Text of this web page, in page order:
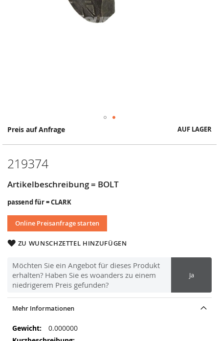
Preis auf Anfrage AUF LAGER
219374
Artikelbeschreibung = BOLT
passend für = CLARK
Online Preisanfrage starten
ZU WUNSCHZETTEL HINZUFÜGEN
Möchten Sie ein Angebot für dieses Produkt
erhalten? Haben Sie es woanders zu einem
niedrigerem Preis gefunden?
Ja
Springe
Anfang
Bildergalerie
Mehr Informationen
Mehr
Informationen
0.000000